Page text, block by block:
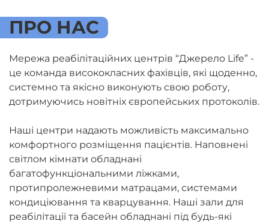
ПРО НАС
Мережа реабілітаційних центрів “Джерело Life” -
це команда висококласних фахівців, які щоденно,
системно та якісно виконують свою роботу,
дотримуючись новітніх європейських протоколів.
Наші центри надають можливість максимально
комфортного розміщення пацієнтів. Наповнені
світлом кімнати обладнані
багатофункціональними ліжками,
протипролежневими матрацами, системами
кондиціювання та кварцування. Наші зали для
реабілітації та басейн обладнані під будь-які